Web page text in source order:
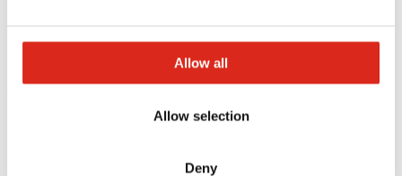
Allow all
Allow selection
Deny
Anfahrt simax Aachen